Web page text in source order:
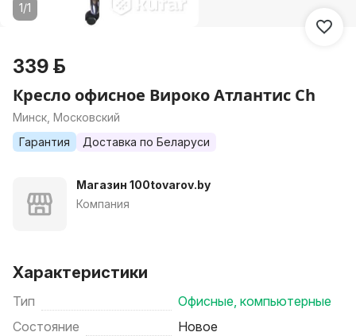
1/1
339 р.
Кресло офисное Вироко Атлантис Ch
Минск, Московский
Гарантия
Доставка по Беларуси
Магазин 100tovarov.by
Компания
Характеристики
Тип
Офисные, компьютерные
Состояние
Новое